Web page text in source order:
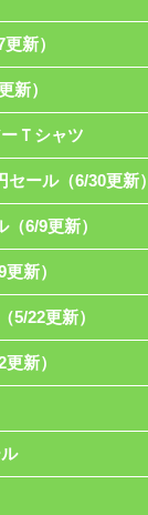
新）
新）
Ｔシャツ
ール（6/30更新）
6/9更新）
新）
5/22更新）
新）